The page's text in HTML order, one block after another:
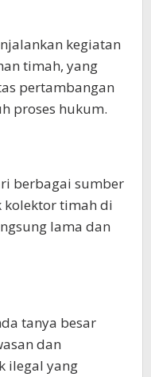
kegiatan
timah, yang
pertambangan
proses hukum.
berbagai sumber
kolektor timah di
lama dan
tanya besar
dan
ilegal yang